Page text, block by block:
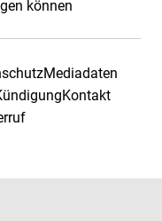
können
Mediadaten
Kontakt